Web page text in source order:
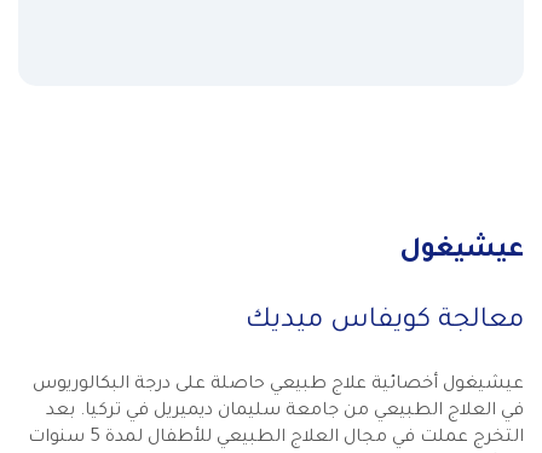
عيشيغول
معالجة كويفاس ميديك
عيشيغول أخصائية علاج طبيعي حاصلة على درجة البكالوريوس
في العلاج الطبيعي من جامعة سليمان ديميريل في تركيا. بعد
التخرج عملت في مجال العلاج الطبيعي للأطفال لمدة 5 سنوات